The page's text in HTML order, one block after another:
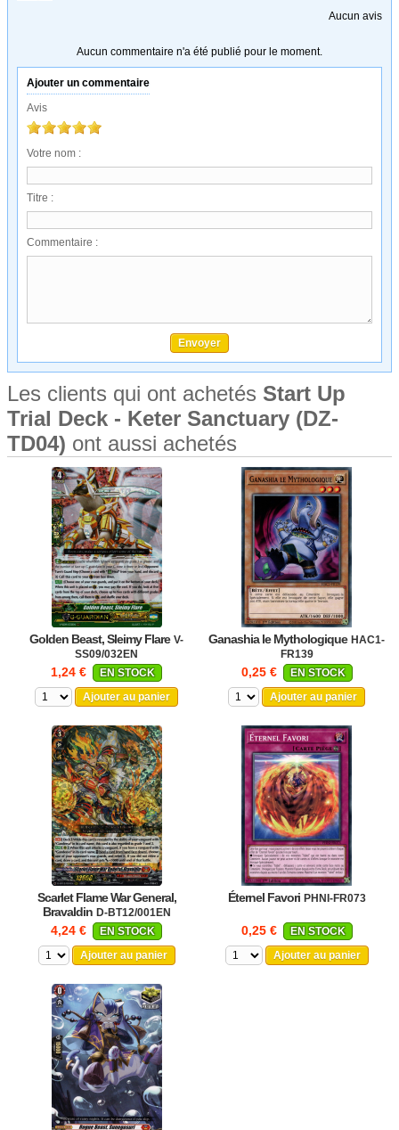
Aucun avis
Aucun commentaire n'a été publié pour le moment.
Ajouter un commentaire
Avis
Votre nom :
Titre :
Commentaire :
Les clients qui ont achetés Start Up
Trial Deck - Keter Sanctuary (DZ-
TD04) ont aussi achetés
Golden Beast, Sleimy Flare V-
SS09/032EN
1,24 €
EN STOCK
Ajouter au panier
Ganashia le Mythologique HAC1-
FR139
0,25 €
EN STOCK
Ajouter au panier
Scarlet Flame War General,
Bravaldin D-BT12/001EN
4,24 €
EN STOCK
Ajouter au panier
Éternel Favori PHNI-FR073
0,25 €
EN STOCK
Ajouter au panier